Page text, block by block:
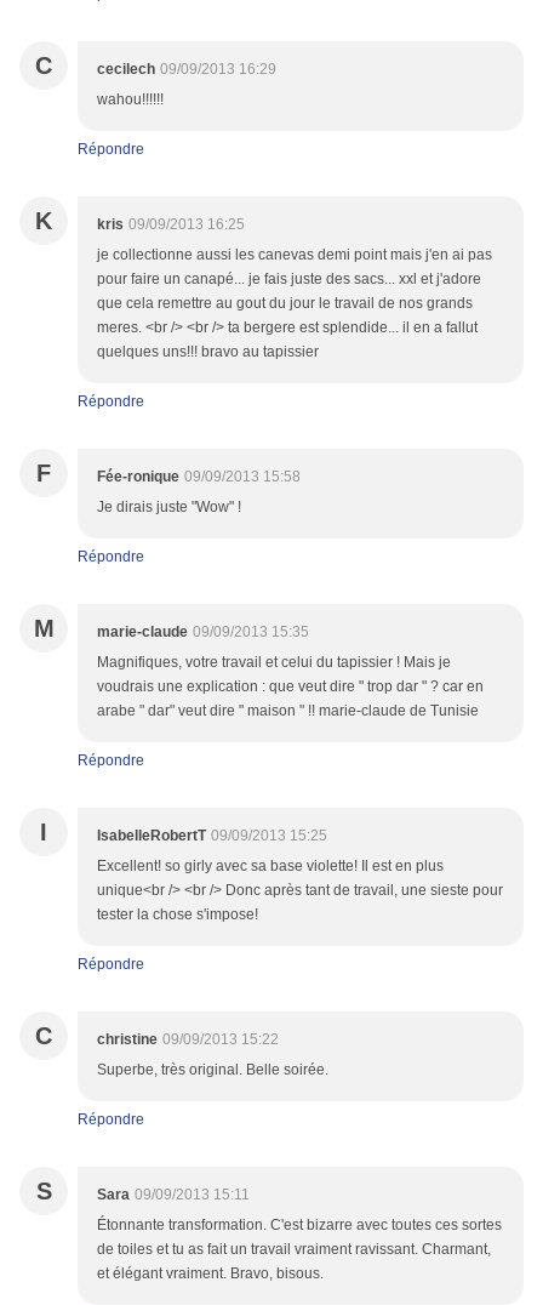
C cecilech 09/09/2013 16:29
wahou!!!!!!
Répondre
K kris 09/09/2013 16:25
je collectionne aussi les canevas demi point mais j'en ai pas
pour faire un canapé... je fais juste des sacs... xxl et j'adore
que cela remettre au gout du jour le travail de nos grands
meres. <br /> <br /> ta bergere est splendide... il en a fallut
quelques uns!!! bravo au tapissier
Répondre
F Fée-ronique 09/09/2013 15:58
Je dirais juste "Wow" !
Répondre
M marie-claude 09/09/2013 15:35
Magnifiques, votre travail et celui du tapissier ! Mais je
voudrais une explication : que veut dire " trop dar " ? car en
arabe " dar" veut dire " maison " !! marie-claude de Tunisie
Répondre
I IsabelleRobertT 09/09/2013 15:25
Excellent! so girly avec sa base violette! Il est en plus
unique<br /> <br /> Donc après tant de travail, une sieste pour
tester la chose s'impose!
Répondre
C christine 09/09/2013 15:22
Superbe, très original. Belle soirée.
Répondre
S Sara 09/09/2013 15:11
Étonnante transformation. C'est bizarre avec toutes ces sortes
de toiles et tu as fait un travail vraiment ravissant. Charmant,
et élégant vraiment. Bravo, bisous.